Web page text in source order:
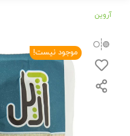
آروین
موجود نیست!